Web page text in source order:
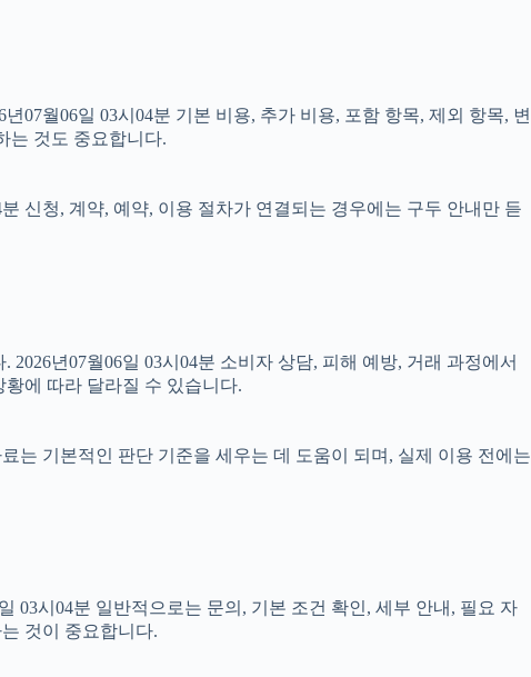
07월06일 03시04분 기본 비용, 추가 비용, 포함 항목, 제외 항목, 변
는 것도 중요합니다.
신청, 계약, 예약, 이용 절차가 연결되는 경우에는 구두 안내만 듣
2026년07월06일 03시04분 소비자 상담, 피해 예방, 거래 과정에서
에 따라 달라질 수 있습니다.
는 기본적인 판단 기준을 세우는 데 도움이 되며, 실제 이용 전에는
03시04분 일반적으로는 문의, 기본 조건 확인, 세부 안내, 필요 자
것이 중요합니다.